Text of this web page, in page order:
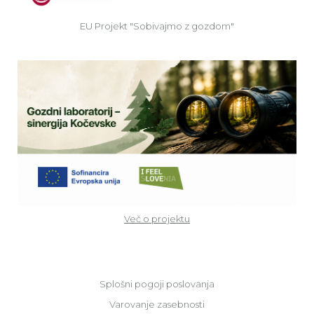
EU Projekt "Sobivajmo z gozdom"
Več o projektu
Splošni pogoji poslovanja
Varovanje zasebnosti